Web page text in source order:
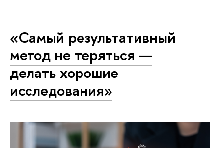
«Самый результативный
метод не теряться —
делать хорошие
исследования»